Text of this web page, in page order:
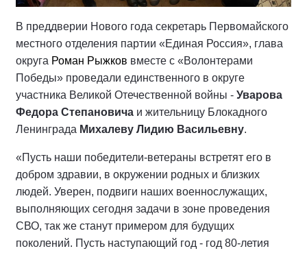
В преддверии Нового года секретарь Первомайского
местного отделения партии «Единая Россия», глава
округа Роман Рыжков вместе с «Волонтерами
Победы» проведали единственного в округе
участника Великой Отечественной войны - Уварова
Федора Степановича и жительницу Блокадного
Ленинграда Михалеву Лидию Васильевну.
«Пусть наши победители-ветераны встретят его в
добром здравии, в окружении родных и близких
людей. Уверен, подвиги наших военнослужащих,
выполняющих сегодня задачи в зоне проведения
СВО, так же станут примером для будущих
поколений. Пусть наступающий год - год 80-летия